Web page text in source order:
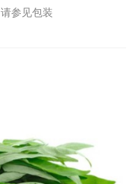
请参见包装